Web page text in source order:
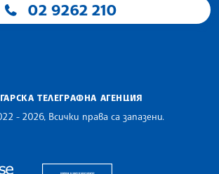
02 9262 210
ТЕЛЕГРАФНА АГЕНЦИЯ
- 2026, Всички права са запазени.
The Assocoation of the Balkan News Agencies